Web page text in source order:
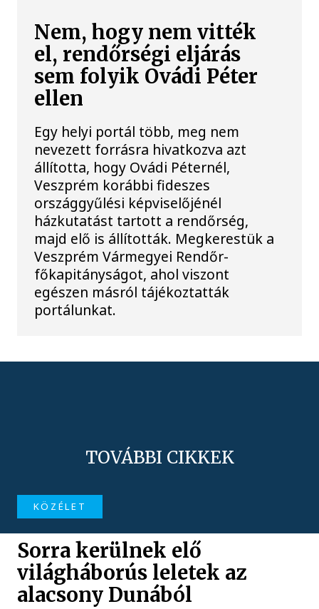
Nem, hogy nem vitték
el, rendőrségi eljárás
sem folyik Ovádi Péter
ellen
Egy helyi portál több, meg nem
nevezett forrásra hivatkozva azt
állította, hogy Ovádi Péternél,
Veszprém korábbi fideszes
országgyűlési képviselőjénél
házkutatást tartott a rendőrség,
majd elő is állították. Megkerestük a
Veszprém Vármegyei Rendőr-
főkapitányságot, ahol viszont
egészen másról tájékoztatták
portálunkat.
TOVÁBBI CIKKEK
KÖZÉLET
Sorra kerülnek elő
világháborús leletek az
alacsony Dunából